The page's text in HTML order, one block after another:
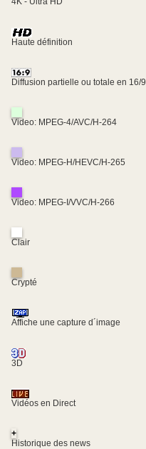
Haute définition
Diffusion partielle ou totale en 16/9
Video: MPEG-4/AVC/H-264
Video: MPEG-H/HEVC/H-265
Video: MPEG-I/VVC/H-266
Clair
Crypté
Affiche une capture d´image
3D
Vidéos en Direct
+
Historique des news